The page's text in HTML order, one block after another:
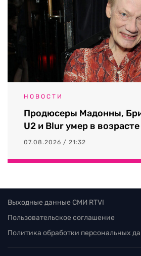
НОВОСТИ
Продюсеры Мадонны,
U2 и Blur умер в
07.08.2026 / 21:32
Выходные данные СМИ RTVI
Пользовательское соглашение
Политика обработки персональных